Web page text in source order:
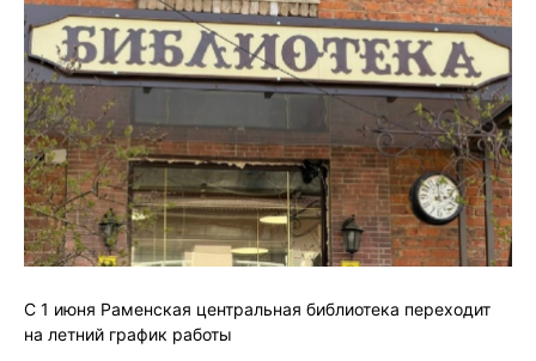
С 1 июня Раменская центральная библиотека переходит
на летний график работы